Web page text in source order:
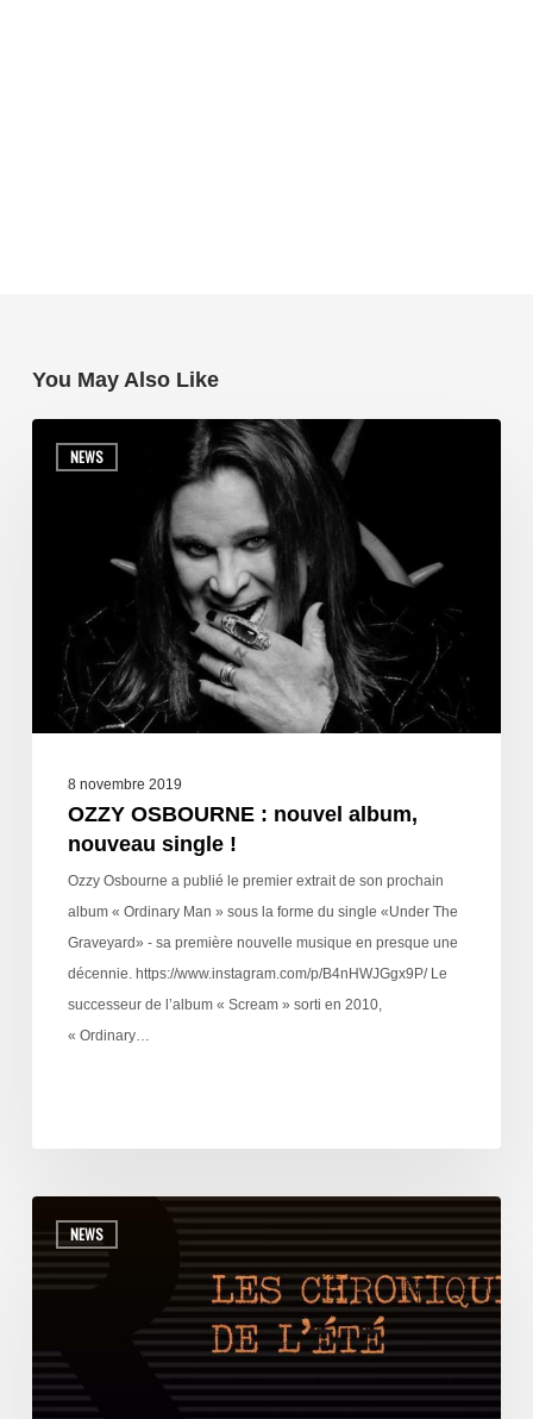
You May Also Like
NEWS
8 novembre 2019
OZZY OSBOURNE : nouvel album,
nouveau single !
Ozzy Osbourne a publié le premier extrait de son prochain
album « Ordinary Man » sous la forme du single «Under The
Graveyard» - sa première nouvelle musique en presque une
décennie. https://www.instagram.com/p/B4nHWJGgx9P/ Le
successeur de l’album « Scream » sorti en 2010,
« Ordinary…
NEWS